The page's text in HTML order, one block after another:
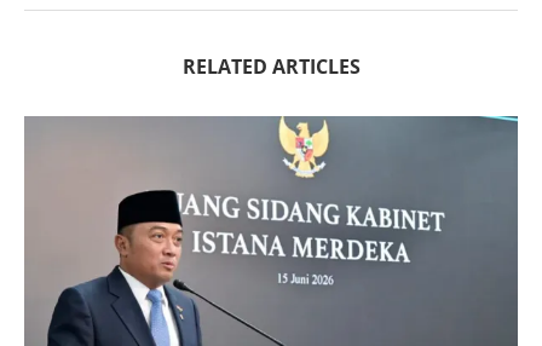
RELATED ARTICLES